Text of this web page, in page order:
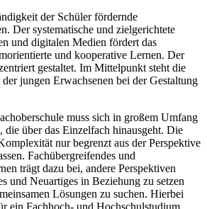
der Schüler fördernde
Der systematische und zielgerichtete
und digitalen Medien fördert das
und kooperative Lernen. Der
gestaltet. Im Mittelpunkt steht die
jungen Erwachsenen bei der Gestaltung
muss sich in großem Umfang
die über das Einzelfach hinausgeht. Die
nur begrenzt aus der Perspektive
Fachübergreifendes und
trägt dazu bei, andere Perspektiven
und Neuartiges in Beziehung zu setzen
Lösungen zu suchen. Hierbei